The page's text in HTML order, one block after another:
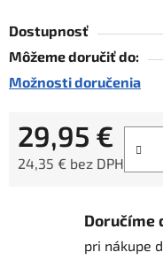
Dostupnosť
Môžeme doručiť do:
Možnosti doručenia
29,95 €
24,35 € bez DPH
Doručíme
pri nákupe